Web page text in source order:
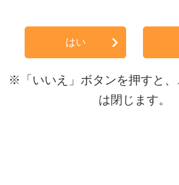
はい
※「いいえ」ボタンを押すと、
は閉じます。